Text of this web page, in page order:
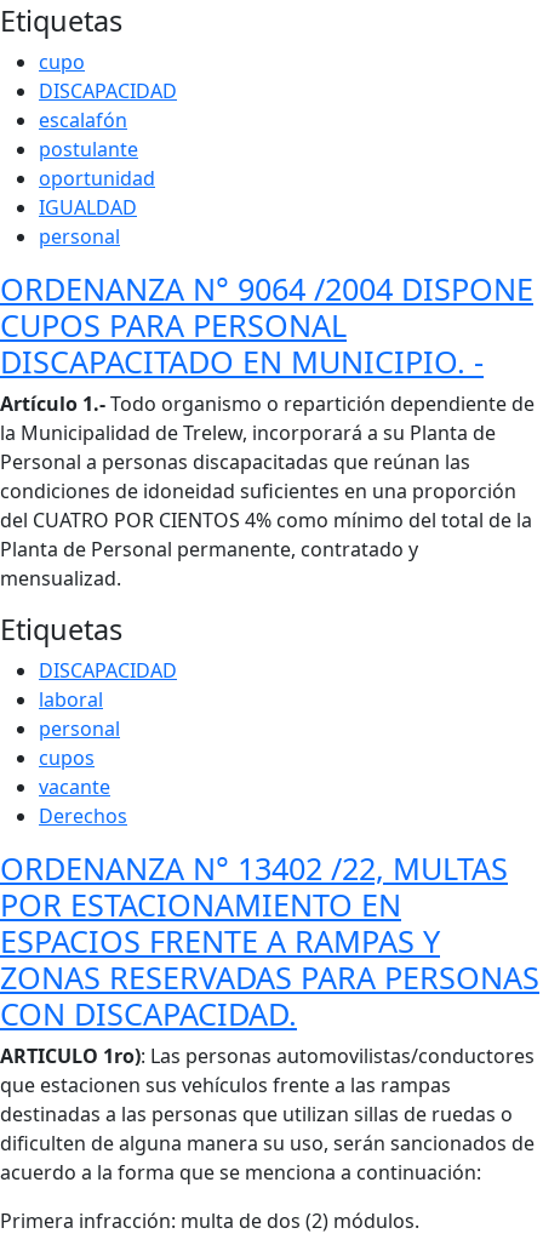
Etiquetas
cupo
DISCAPACIDAD
escalafón
postulante
oportunidad
IGUALDAD
personal
ORDENANZA N° 9064 /2004 DISPONE
CUPOS PARA PERSONAL
DISCAPACITADO EN MUNICIPIO. -
Cuerpo
Artículo 1.-Todo organismo o repartición dependiente de
la Municipalidad de Trelew, incorporará a su Planta de
Personal a personas discapacitadas que reúnan las
condiciones de idoneidad suficientes en una proporción
del CUATRO POR CIENTOS 4% como mínimo del total de la
Planta de Personal permanente, contratado y
mensualizad.
Etiquetas
DISCAPACIDAD
laboral
personal
cupos
vacante
Derechos
ORDENANZA N° 13402 /22, MULTAS
POR ESTACIONAMIENTO EN
ESPACIOS FRENTE A RAMPAS Y
ZONAS RESERVADAS PARA PERSONAS
CON DISCAPACIDAD.
Cuerpo
ARTICULO 1ro): Las personas automovilistas/conductores
que estacionen sus vehículos frente a las rampas
destinadas a las personas que utilizan sillas de ruedas o
dificulten de alguna manera su uso, serán sancionados de
acuerdo a la forma que se menciona a continuación:
Primera infracción: multa de dos (2) módulos.